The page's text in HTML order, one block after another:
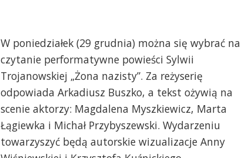
W poniedziałek (29 grudnia) można się wybrać na
czytanie performatywne powieści Sylwii
Trojanowskiej „Żona nazisty”. Za reżyserię
odpowiada Arkadiusz Buszko, a tekst ożywią na
scenie aktorzy: Magdalena Myszkiewicz, Marta
Łągiewka i Michał Przybyszewski. Wydarzeniu
towarzyszyć będą autorskie wizualizacje Anny